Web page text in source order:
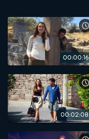
00:00:16
00:02:08